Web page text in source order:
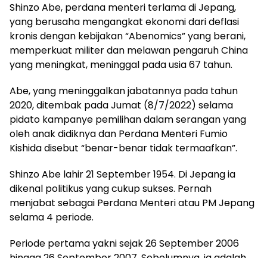
Shinzo Abe, perdana menteri terlama di Jepang,
yang berusaha mengangkat ekonomi dari deflasi
kronis dengan kebijakan “Abenomics” yang berani,
memperkuat militer dan melawan pengaruh China
yang meningkat, meninggal pada usia 67 tahun.
Abe, yang meninggalkan jabatannya pada tahun
2020, ditembak pada Jumat (8/7/2022) selama
pidato kampanye pemilihan dalam serangan yang
oleh anak didiknya dan Perdana Menteri Fumio
Kishida disebut “benar-benar tidak termaafkan”.
Shinzo Abe lahir 21 September 1954. Di Jepang ia
dikenal politikus yang cukup sukses. Pernah
menjabat sebagai Perdana Menteri atau PM Jepang
selama 4 periode.
Periode pertama yakni sejak 26 September 2006